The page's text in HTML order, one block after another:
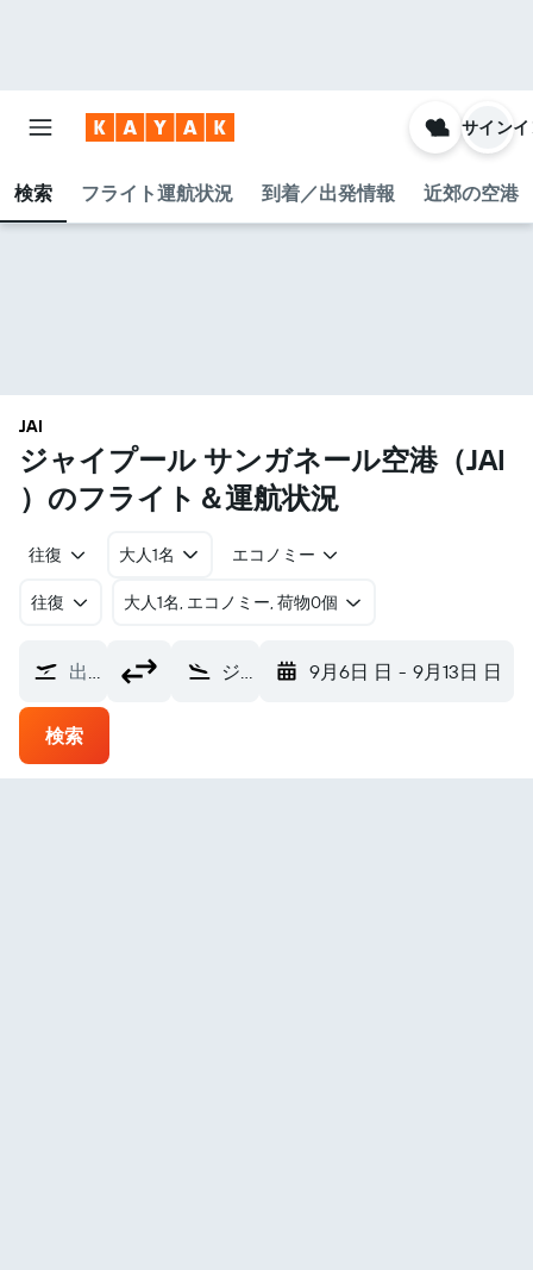
検索 フライト運航状況 到着／出発情報 近郊の空港
サイン
JAI
ジャイプール サンガネール空港​（JAI​
）のフライト＆運航状況
往復 大人1名 エコノミー
往復 ​大人1名, エコノミー, 荷物0個
出発地 ジャイプール サンガネール空港 (JAI) 9月6日 日 - 9月13日 日
検索